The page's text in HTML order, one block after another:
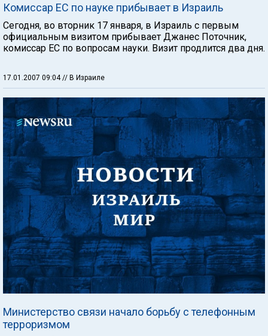
Комиссар ЕС по науке прибывает в Израиль
Сегодня, во вторник 17 января, в Израиль с первым
официальным визитом прибывает Джанес Поточник,
комиссар ЕС по вопросам науки. Визит продлится два дня.
17.01.2007 09:04 // В Израиле
Министерство связи начало борьбу с телефонным
терроризмом